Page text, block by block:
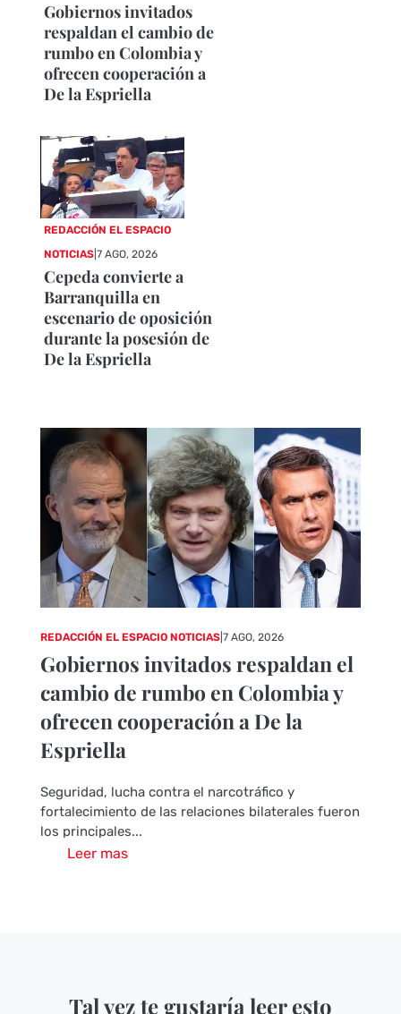
Gobiernos invitados
respaldan el cambio de
rumbo en Colombia y
ofrecen cooperación a
De la Espriella
REDACCIÓN EL ESPACIO
NOTICIAS |7 AGO, 2026
Cepeda convierte a
Barranquilla en
escenario de oposición
durante la posesión de
De la Espriella
REDACCIÓN EL ESPACIO NOTICIAS| 7 AGO, 2026
Gobiernos invitados respaldan el
cambio de rumbo en Colombia y
ofrecen cooperación a De la
Espriella
Seguridad, lucha contra el narcotráfico y
fortalecimiento de las relaciones bilaterales fueron
los principales...
Leer mas
Tal vez te gustaría leer esto